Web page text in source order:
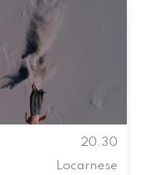
20.30
Locarnese